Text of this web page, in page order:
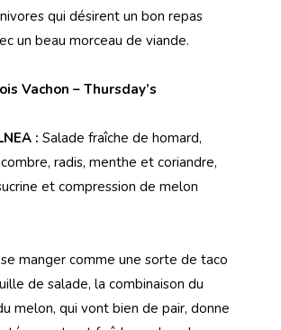
qui désirent un bon repas
un beau morceau de viande.
Vachon – Thursday’s
: Salade fraîche de homard,
radis, menthe et coriandre,
et compression de melon
manger comme une sorte de taco
de salade, la combinaison du
melon, qui vont bien de pair, donne